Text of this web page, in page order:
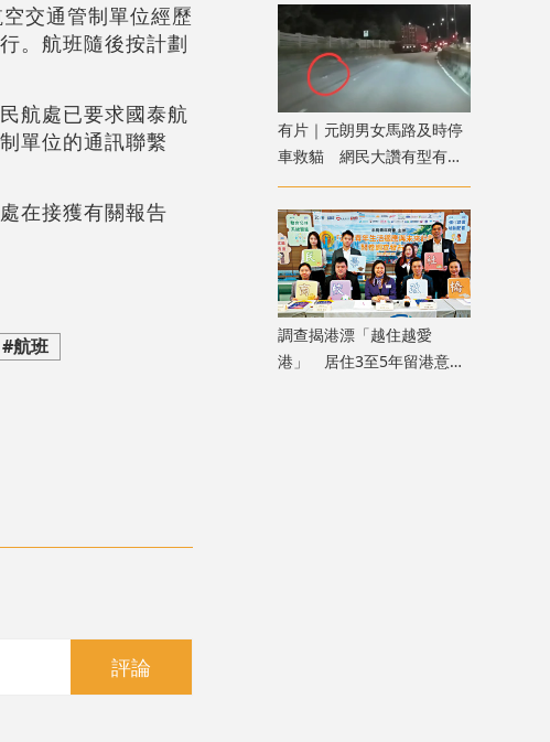
交通管制單位經歷
。航班隨後按計劃
航處已要求國泰航
單位的通訊聯繫
在接獲有關報告
#航班
評論
有片｜元朗男女馬路及時停
車救貓 網民大讚有型有愛
心
調查揭港漂「越住越愛
港」 居住3至5年留港意願